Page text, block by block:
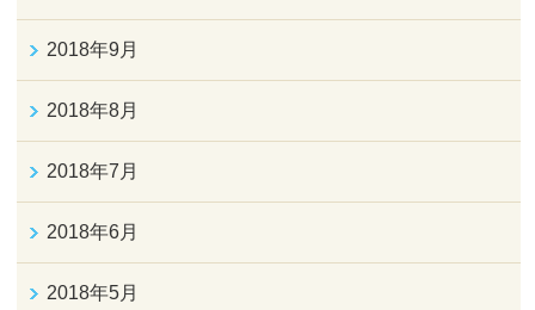
2018年9月
2018年8月
2018年7月
2018年6月
2018年5月